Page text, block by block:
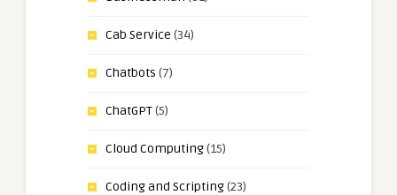
Cab Service (34)
Chatbots (7)
ChatGPT(5)
Cloud Computing(15)
Coding and Scripting(23)